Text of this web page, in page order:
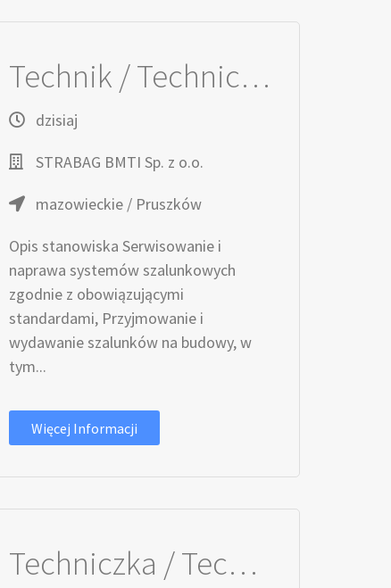
Technik / Techniczka ds. Serwisu Szalunków
dzisiaj
STRABAG BMTI Sp. z o.o.
mazowieckie / Pruszków
Opis stanowiska Serwisowanie i
naprawa systemów szalunkowych
zgodnie z obowiązującymi
standardami, Przyjmowanie i
wydawanie szalunków na budowy, w
tym...
Więcej Informacji
Techniczka / Technik Elektroradiolog